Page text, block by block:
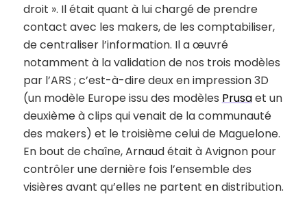
droit ». Il était quant à lui chargé de prendre
contact avec les makers, de les comptabiliser,
de centraliser l’information. Il a œuvré
notamment à la validation de nos trois modèles
par l’ARS ; c’est-à-dire deux en impression 3D
(un modèle Europe issu des modèles Prusaet un
deuxième à clips qui venait de la communauté
des makers) et le troisième celui de Maguelone.
En bout de chaîne, Arnaud était à Avignon pour
contrôler une dernière fois l’ensemble des
visières avant qu’elles ne partent en distribution.